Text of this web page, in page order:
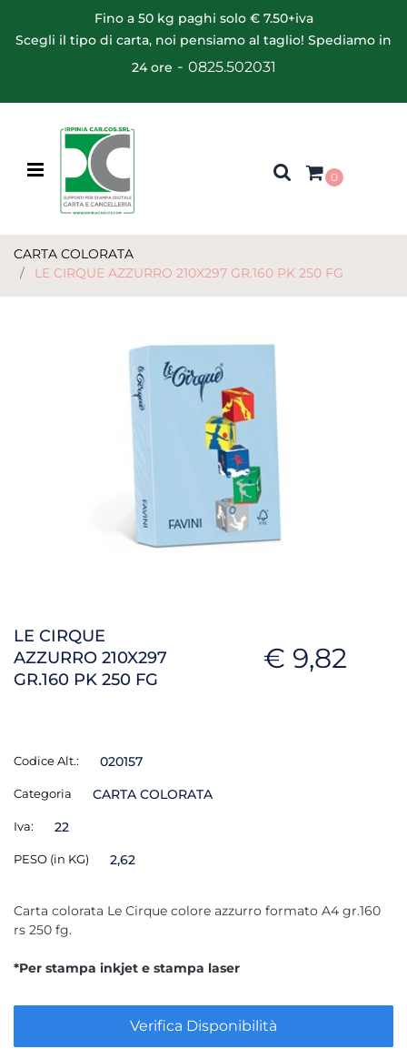
Fino a 50 kg paghi solo € 7.50+iva
Scegli il tipo di carta, noi pensiamo al taglio! Spediamo in
24 ore - 0825.502031
Open menu
0
CARTA COLORATA
LE CIRQUE AZZURRO 210X297 GR.160 PK 250 FG
LE CIRQUE
AZZURRO 210X297
GR.160 PK 250 FG
€ 9,82
Codice Alt.: 020157
Categoria CARTA COLORATA
Iva: 22
PESO (in KG) 2,62
Carta colorata Le Cirque colore azzurro formato A4 gr.160
rs 250 fg.
*Per stampa inkjet e stampa laser
Verifica Disponibilità